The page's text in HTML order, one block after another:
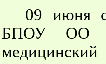
09 июня
БПОУ ОО